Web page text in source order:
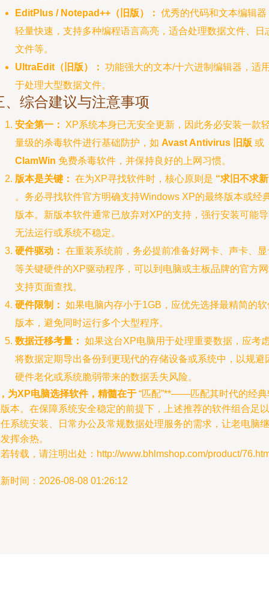
EditPlus / Notepad++（旧版）： 优秀的代码和文本编辑器
轻量快速，支持多种编程语言高亮，适合处理数据文件、日
文件等。
UltraEdit（旧版）： 功能强大的文本/十六进制编辑器，适
于处理大型数据文件。
、综合建议与注意事项
安全第一：
XP系统本身已无安全更新，因此务必安装一款
量级的杀毒软件进行基础防护，如 Avast Antivirus 旧版 或
ClamWin 免费杀毒软件，并保持良好的上网习惯。
版本是关键： 在为XP寻找软件时，核心原则是 “求旧不求
。务必寻找软件官方明确支持Windows XP的最终版本或经
版本。新版本软件通常已放弃对XP的支持，强行安装可能
无法运行或系统不稳定。
硬件驱动： 在重装系统前，务必提前准备好网卡、声卡、显
等关键硬件的XP驱动程序，可以到电脑或主板品牌的官方
支持页面查找。
硬件限制： 如果电脑内存小于1GB，应优先选择最精简的软
版本，避免同时运行多个大型程序。
数据迁移考量： 如果这台XP电脑用于处理重要数据，应考
将数据定期导出备份到更现代的存储设备或系统中，以规避
硬件老化或系统脆弱带来的数据丢失风险。
为XP电脑选择软件，精髓在于 “匹配”**——匹配其时代的经典
本。在保障系统安全稳定的前提下，上述推荐的软件组合足以
系统安装、日常办公及常规数据处理服务的需求，让老电脑继
挥余热。
转载，请注明出处：http://www.bhlmshop.com/product/
时间：2026-08-08 01:26:12